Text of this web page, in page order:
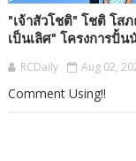
"เจ้าสัวโชติ" โชติ โส
เป็นเลิศ" โครงการปั้
RCDaily Aug 02,
Comment Using!!